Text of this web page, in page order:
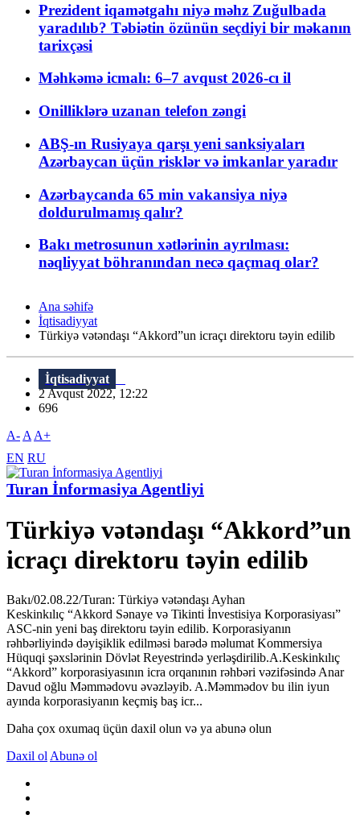
Prezident iqamətgahı niyə məhz Zuğulbada
yaradılıb? Təbiətin özünün seçdiyi bir məkanın
tarixçəsi
Məhkəmə icmalı: 6–7 avqust 2026-cı il
Onilliklərə uzanan telefon zəngi
ABŞ-ın Rusiyaya qarşı yeni sanksiyaları
Azərbaycan üçün risklər və imkanlar yaradır
Azərbaycanda 65 min vakansiya niyə
doldurulmamış qalır?
Bakı metrosunun xətlərinin ayrılması:
nəqliyyat böhranından necə qaçmaq olar?
Ana səhifə
İqtisadiyyat
Türkiyə vətəndaşı “Akkord”un icraçı direktoru təyin edilib
İqtisadiyyat
2 Avqust 2022, 12:22
696
A- A A+
EN RU
Turan İnformasiya Agentliyi
Türkiyə vətəndaşı “Akkord”un
icraçı direktoru təyin edilib
Bakı/02.08.22/Turan: Türkiyə vətəndaşı Ayhan
Keskinkılıç “Akkord Sənaye və Tikinti İnvestisiya Korporasiyası”
ASC-nin yeni baş direktoru təyin edilib. Korporasiyanın
rəhbərliyində dəyişiklik edilməsi barədə məlumat Kommersiya
Hüquqi şəxslərinin Dövlət Reyestrində yerləşdirilib.A.Keskinkılıç
“Akkord” korporasiyasının icra orqanının rəhbəri vəzifəsində Anar
Davud oğlu Məmmədovu əvəzləyib. A.Məmmədov bu ilin iyun
ayında korporasiyanın keçmiş baş icr...
Daha çox oxumaq üçün daxil olun və ya abunə olun
Daxil ol Abunə ol